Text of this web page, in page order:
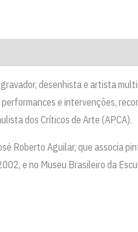
desenhista e artista
e intervenções,
dos Críticos de Arte (APCA).
Roberto Aguilar, que associa
e no Museu Brasileiro da